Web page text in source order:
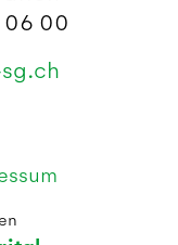
06 00